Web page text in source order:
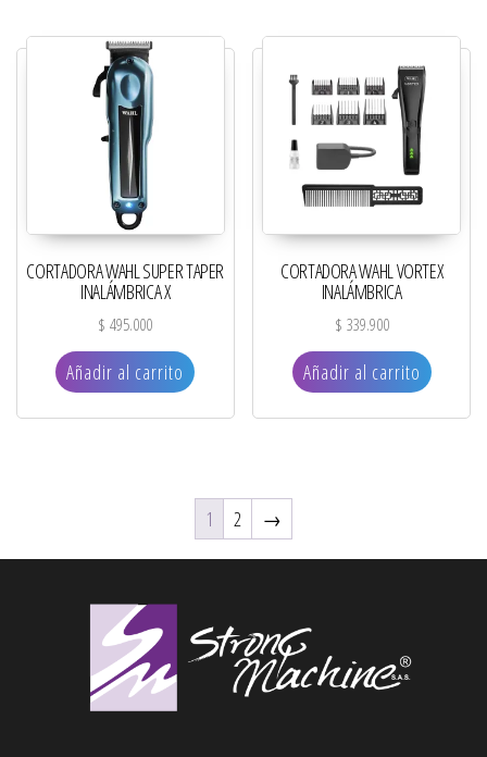
CORTADORA WAHL SUPER TAPER
INALÁMBRICA X
$ 495.000
Añadir al carrito
CORTADORA WAHL VORTEX
INALÁMBRICA
$ 339.900
Añadir al carrito
1 2 →